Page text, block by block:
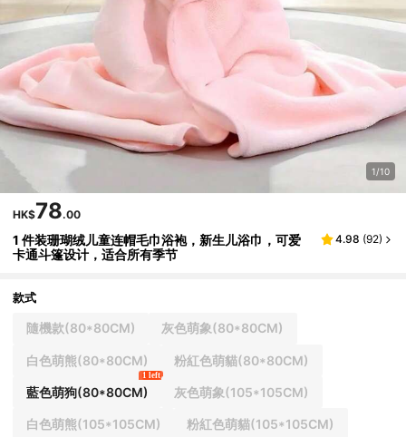
1/10
HK$78.00
1 件装珊瑚绒儿童连帽毛巾浴袍，新生儿浴巾，可爱
卡通斗篷设计，适合所有季节
4.98 (92)
款式
隨機款(80*80CM) 灰色萌象(80*80CM)
白色萌熊(80*80CM) 粉紅色萌貓(80*80CM)
藍色萌狗(80*80CM)
1 left
灰色萌象(105*105CM)
白色萌熊(105*105CM) 粉紅色萌貓(105*105CM)